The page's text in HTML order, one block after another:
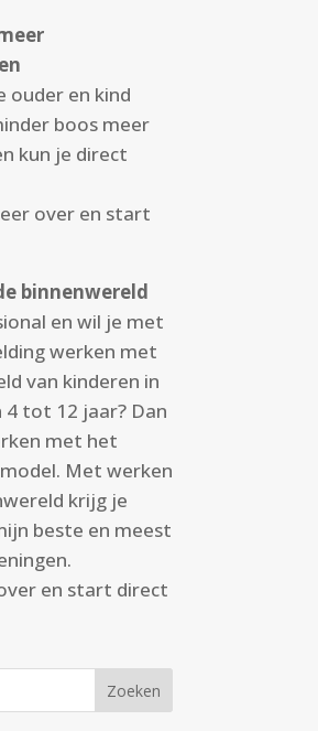
ouder en kind
boos meer
kun je direct
over en start
binnenwereld
en wil je met
werken met
van kinderen in
tot 12 jaar? Dan
met het
Met werken
krijg je
beste en meest
en start direct